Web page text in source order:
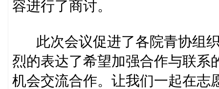
容进行了商讨。
此次会议促进了各院青协组织
烈的表达了希望加强合作与联系
机会交流合作。让我们一起在志